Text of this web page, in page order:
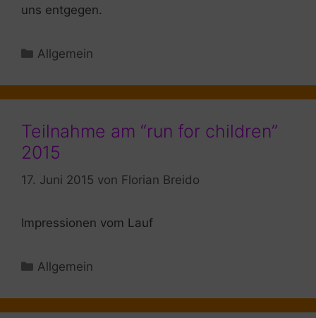
uns entgegen.
Kategorien
Allgemein
Teilnahme am “run for children”
2015
17. Juni 2015 von Florian Breido
Impressionen vom Lauf
Kategorien
Allgemein